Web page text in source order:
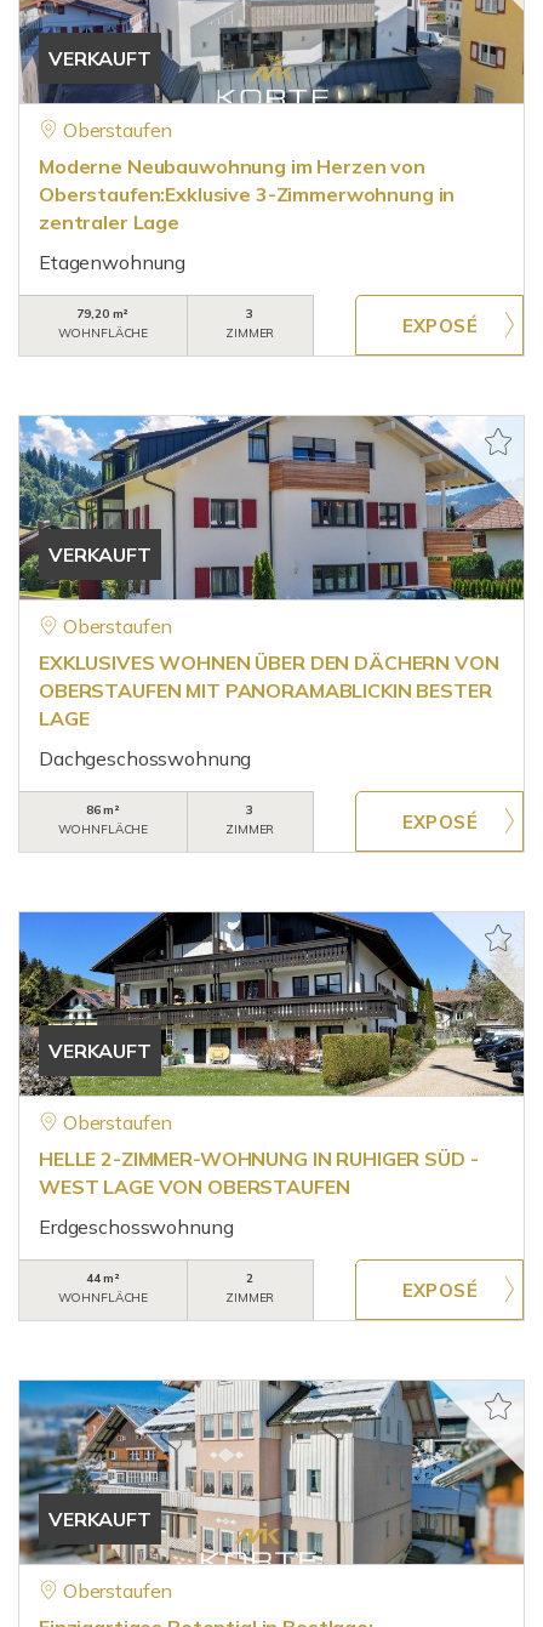
VERKAUFT
Oberstaufen
Moderne Neubauwohnung im Herzen von
Oberstaufen:Exklusive 3-Zimmerwohnung in
zentraler Lage
Etagenwohnung
79,20 m²
WOHNFLÄCHE
3
ZIMMER
VERKAUFT
Oberstaufen
EXKLUSIVES WOHNEN ÜBER DEN DÄCHERN VON
OBERSTAUFEN MIT PANORAMABLICKIN BESTER
LAGE
Dachgeschosswohnung
86 m²
WOHNFLÄCHE
3
ZIMMER
VERKAUFT
Oberstaufen
HELLE 2-ZIMMER-WOHNUNG IN RUHIGER SÜD -
WEST LAGE VON OBERSTAUFEN
Erdgeschosswohnung
44 m²
WOHNFLÄCHE
2
ZIMMER
VERKAUFT
Oberstaufen